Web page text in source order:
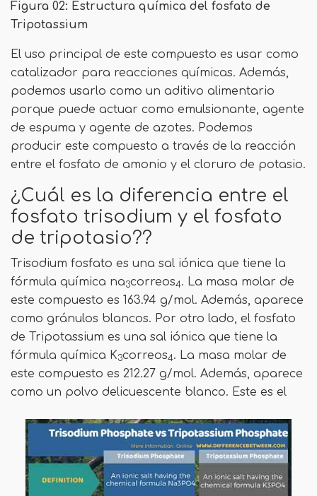
Figura 02: Estructura química del fosfato de
Tripotassium
El uso principal de este compuesto es usar como
catalizador para reacciones químicas. Además,
podemos usarlo como un aditivo alimentario
porque puede actuar como emulsionante, agente
de espuma y agente de azotes. Podemos
producir este compuesto a través de la reacción
entre el fosfato de amonio y el cloruro de potasio.
¿Cuál es la diferencia entre el
fosfato trisodium y el fosfato
de tripotasio??
Trisodium fosfato es una sal iónica que tiene la
fórmula química na3correos4. La masa molar de
este compuesto es 163.94 g/mol. Además, aparece
como gránulos blancos. Por otro lado, el fosfato
de Tripotassium es una sal iónica que tiene la
fórmula química K3correos4. La masa molar de
este compuesto es 212.27 g/mol. Además, aparece
como un polvo delicuescente blanco. Este es el